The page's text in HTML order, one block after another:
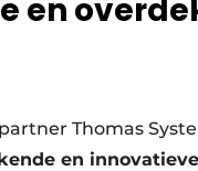
en
Thomas
en